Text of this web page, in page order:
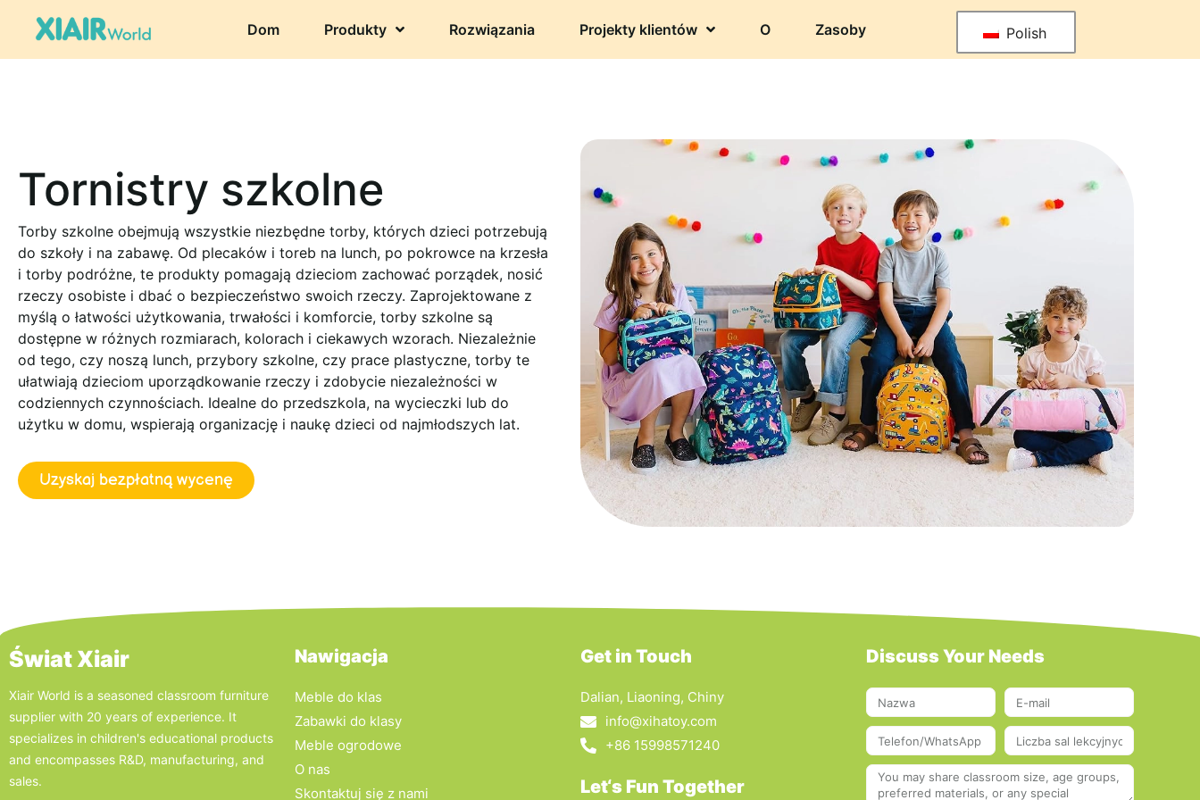
Dom Produkty Rozwiązania Projekty klientów O Zasoby Polish
Tornistry szkolne
Torby szkolne obejmują wszystkie niezbędne torby, których dzieci potrzebują
do szkoły i na zabawę. Od plecaków i toreb na lunch, po pokrowce na krzesła
i torby podróżne, te produkty pomagają dzieciom zachować porządek, nosić
rzeczy osobiste i dbać o bezpieczeństwo swoich rzeczy. Zaprojektowane z
myślą o łatwości użytkowania, trwałości i komforcie, torby szkolne są
dostępne w różnych rozmiarach, kolorach i ciekawych wzorach. Niezależnie
od tego, czy noszą lunch, przybory szkolne, czy prace plastyczne, torby te
ułatwiają dzieciom uporządkowanie rzeczy i zdobycie niezależności w
codziennych czynnościach. Idealne do przedszkola, na wycieczki lub do
użytku w domu, wspierają organizację i naukę dzieci od najmłodszych lat.
Uzyskaj bezpłatną wycenę
Świat Xiair
Xiair World is a seasoned classroom furniture
supplier with 20 years of experience. It
specializes in children's educational products
and encompasses R&D, manufacturing, and
sales.
Nawigacja
Meble do klas
Zabawki do klasy
Meble ogrodowe
O nas
Skontaktuj się z nami
Get in Touch
Dalian, Liaoning, Chiny
info@xihatoy.com
+86 15998571240
Let‘s Fun Together
Discuss Your Needs